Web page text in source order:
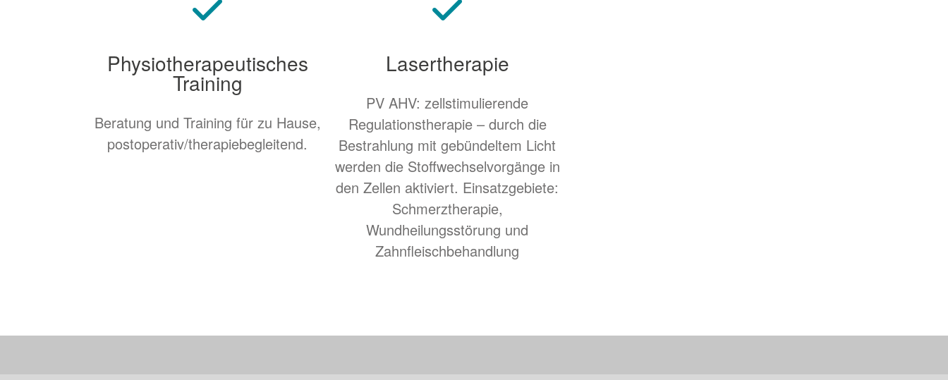
Physiotherapeutisches
Training
Beratung und Training für zu Hause,
postoperativ/therapiebegleitend.
Lasertherapie
PV AHV: zellstimulierende
Regulationstherapie – durch die
Bestrahlung mit gebündeltem Licht
werden die Stoffwechselvorgänge in
den Zellen aktiviert. Einsatzgebiete:
Schmerztherapie,
Wundheilungsstörung und
Zahnfleischbehandlung